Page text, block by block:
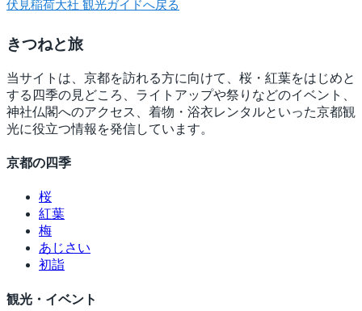
伏見稲荷大社 観光ガイドへ戻る
きつねと旅
当サイトは、京都を訪れる方に向けて、桜・紅葉をはじめと
する四季の見どころ、ライトアップや祭りなどのイベント、
神社仏閣へのアクセス、着物・浴衣レンタルといった京都観
光に役立つ情報を発信しています。
京都の四季
桜
紅葉
梅
あじさい
初詣
観光・イベント